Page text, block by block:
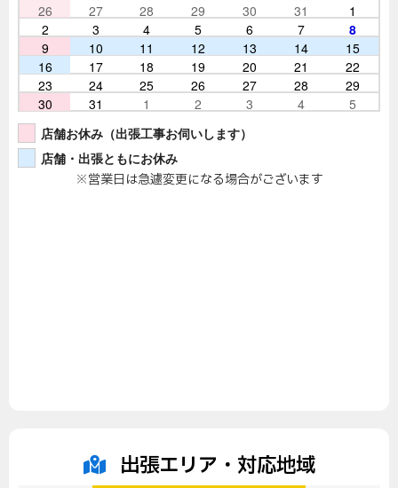
26 27 28 29 30 31
1
2
3 4 5 6 7
8
9
10 11 12 13 14
15
16
17 18 19 20 21
22
23
24 25 26 27 28
29
30
31 1 2 3 4
5
店舗お休み（出張工事お伺いします）
店舗・出張ともにお休み
※営業日は急遽変更になる場合がございます
出張エリア・対応地域